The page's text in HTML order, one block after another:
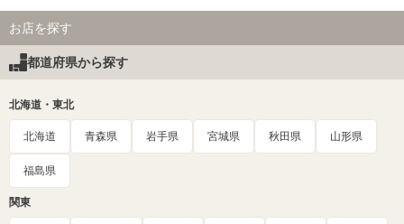
お店を探す
都道府県から探す
北海道・東北
北海道 青森県 岩手県 宮城県 秋田県 山形県
福島県
関東